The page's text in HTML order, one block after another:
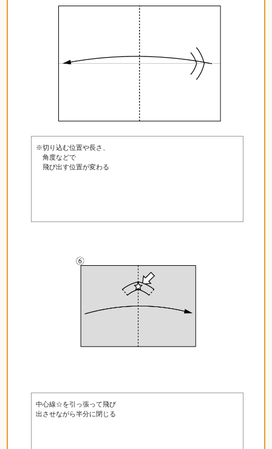
※切り込む位置や長さ、
角度などで
飛び出す位置が変わる
中心線☆を引っ張って飛び
出させながら半分に閉じる